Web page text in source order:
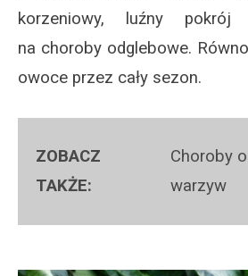
korzeniowy, luźny pokrój
na choroby odglebowe.
owoce przez cały sezon.
Choroby
warzyw